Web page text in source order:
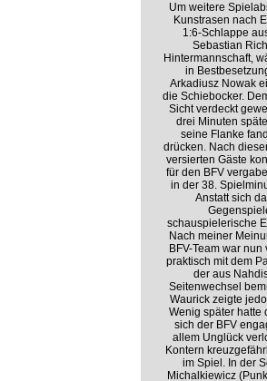
Um weitere
Kunstrasen nach
1:6-Schlappe
Sebastian
Hintermannschaft,
in
Arkadiusz Nowak
die Schiebocker.
Sicht verdeckt
drei Minuten
seine Flanke
drücken. Nach
versierten Gäste
für den BFV
in der 38.
Anstatt sich
schauspielerische
Nach meiner
BFV-Team war
praktisch mit dem
der aus
Seitenwechsel
Waurick zeigte
Wenig später hatte
sich der BFV
allem Unglück
Kontern
im Spiel. In der
Michalkiewicz